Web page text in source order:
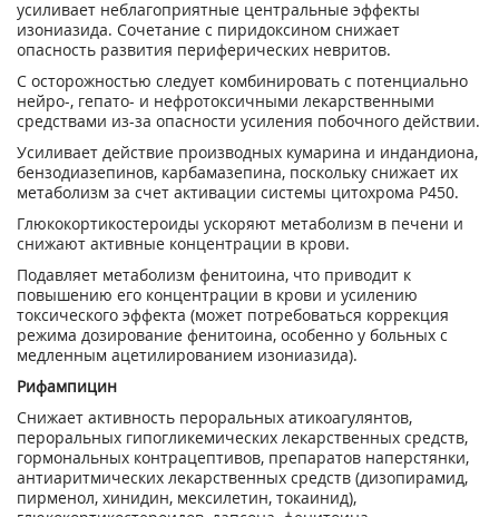
усиливает неблагоприятные центральные эффекты
изониазида. Сочетание с пиридоксином снижает
опасность развития периферических невритов.
С осторожностью следует комбинировать с потенциально
нейро-, гепато- и нефротоксичными лекарственными
средствами из-за опасности усиления побочного действии.
Усиливает действие производных кумарина и индандиона,
бензодиазепинов, карбамазепина, поскольку снижает их
метаболизм за счет активации системы цитохрома Р450.
Глюкокортикостероиды ускоряют метаболизм в печени и
снижают активные концентрации в крови.
Подавляет метаболизм фенитоина, что приводит к
повышению его концентрации в крови и усилению
токсического эффекта (может потребоваться коррекция
режима дозирование фенитоина, особенно у больных с
медленным ацетилированием изониазида).
Рифампицин
Снижает активность пероральных атикоагулянтов,
пероральных гипогликемических лекарственных средств,
гормональных контрацептивов, препаратов наперстянки,
антиаритмических лекарственных средств (дизопирамид,
пирменол, хинидин, мексилетин, токаинид),